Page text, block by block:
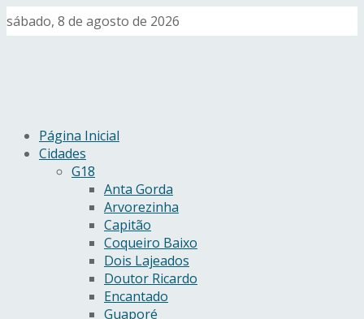
sábado, 8 de agosto de 2026
Página Inicial
Cidades
G18
Anta Gorda
Arvorezinha
Capitão
Coqueiro Baixo
Dois Lajeados
Doutor Ricardo
Encantado
Guaporé